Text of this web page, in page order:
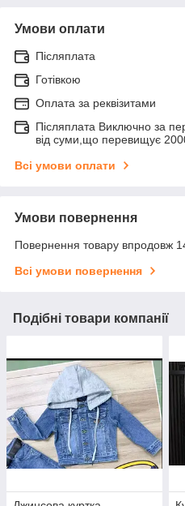
Умови оплати
Післяплата
Готівкою
Оплата за реквізитами
Післяплата Виключно за
від суми,що перевищує
Всі умови оплати
Умови повернення
Повернення товару впродовж
Всі умови повернення
Подібні товари компанії